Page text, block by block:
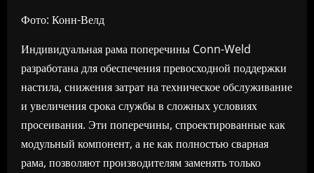
Фото: Конн-Велд
Индивидуальная рама поперечины Conn-Weld
разработана для обеспечения превосходной поддержки
настила, снижения затрат на техническое обслуживание
и увеличения срока службы в сложных условиях
просеивания. Эти поперечины, спроектированные как
модульный компонент, а не как полностью сварная
рама, позволяют производителям заменять только